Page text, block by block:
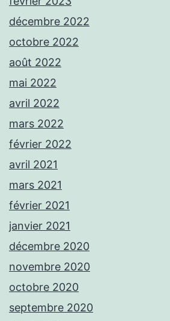
décembre 2022
octobre 2022
août 2022
mai 2022
avril 2022
mars 2022
février 2022
avril 2021
mars 2021
février 2021
janvier 2021
décembre 2020
novembre 2020
octobre 2020
septembre 2020